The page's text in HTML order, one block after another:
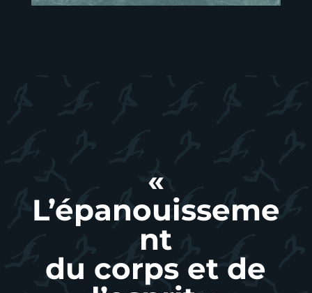
«
L’épanouisseme
nt
du corps et de